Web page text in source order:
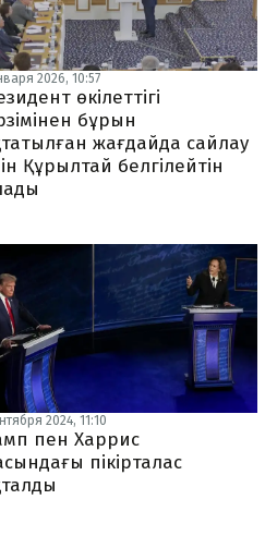
2026, 10:57
өкілеттігі
бұрын
жағдайда сайлау
Құрылтай белгілейтін
2024, 11:10
пен Харрис
пікірталас